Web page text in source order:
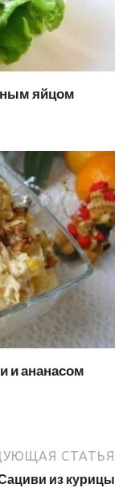
яйцом
и ананасом
СТАТЬЯ
из курицы